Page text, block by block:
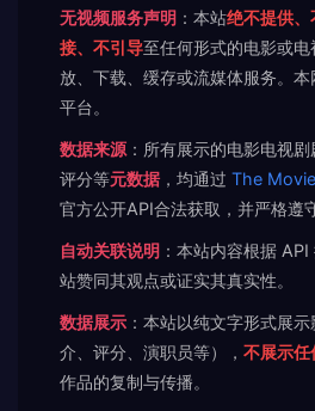
无视频服务声明 ：本站绝不提供
接、不引导至任何形式的电影或
放、下载、缓存或流媒体服务。
平台。
数据来源 ：所有展示的电影电视
评分等元数据，均通过 The
官方公开API合法获取，并严格遵
自动关联说明 ：本站内容根据
站赞同其观点或证实其真实性。
数据展示 ：本站以纯文字形式展
介、评分、演职员等）， 不展示任
作品的复制与传播。